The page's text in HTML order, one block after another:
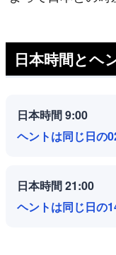
日本時間とヘ
日本時間 9:00
ヘントは同じ日の
日本時間 21:00
ヘントは同じ日の